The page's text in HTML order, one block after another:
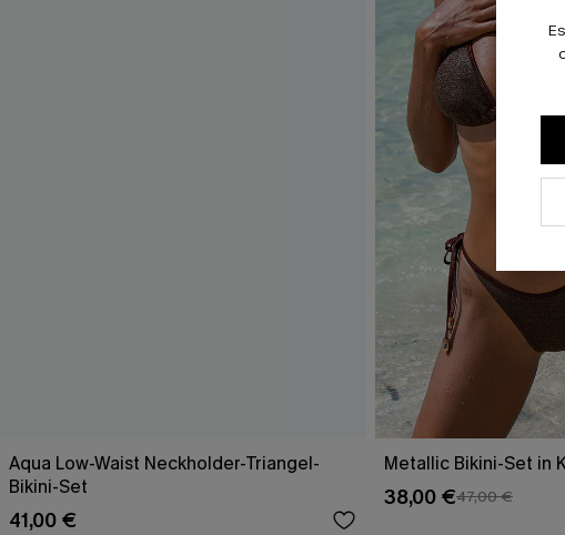
Aqua Low-Waist Neckholder-Triangel-
Bikini-Set
41,00 €
Metallic Bikini-Set in
38,00 €47,00 €